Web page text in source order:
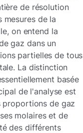
de résolution
de la
on entend la
gaz dans un
partielles de tous
La distinction
basée
de l'analyse est
proportions de gaz
molaires et de
des différents